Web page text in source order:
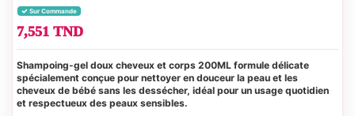
Sur Commande
7,551 TND
Shampoing-gel doux cheveux et corps 200ML formule délicate
spécialement conçue pour nettoyer en douceur la peau et les
cheveux de bébé sans les dessécher, idéal pour un usage quotidien
et respectueux des peaux sensibles.